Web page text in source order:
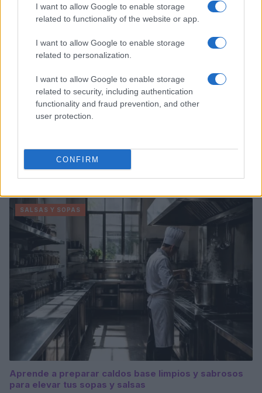
I want to allow Google to enable storage
related to functionality of the website or app.
I want to allow Google to enable storage
related to personalization.
I want to allow Google to enable storage
related to security, including authentication
functionality and fraud prevention, and other
user protection.
CONFIRM
Cómo hacer tarta de queso en freidora de aire
perfecta: guía definitiva
SALSAS Y SOPAS
Aprende a preparar caldos base limpios y sabrosos
para elevar tus sopas y salsas